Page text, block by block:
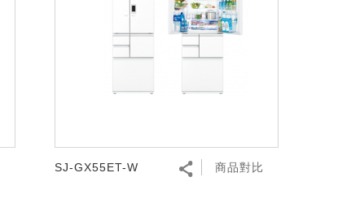
SJ-GX55ET-W 商品對比